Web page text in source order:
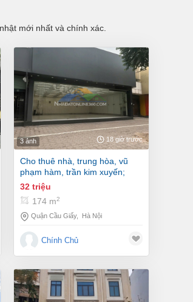
mới nhất và chính xác.
3 ảnh 18 giờ trước
cho thuê nhà, trung hòa, vũ
phạm hàm, trần kim xuyến;
174m2* 1t -32 tr
32 triệu
174 m2
Quận Cầu Giấy, Hà Nội
Chính Chủ